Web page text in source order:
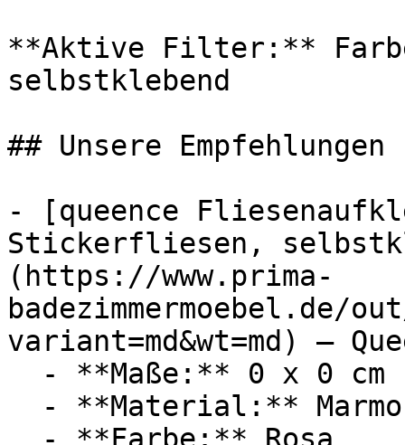
**Aktive Filter:**
selbstklebend
## Unsere Empfehlungen
- [queence
Stickerfliesen,
(https://www.prima-
badezimmermoebel.de/
variant=md&wt=md) —